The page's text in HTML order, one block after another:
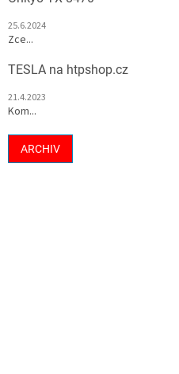
25.6.2024
Zce...
TESLA na htpshop.cz
21.4.2023
Kom...
ARCHIV